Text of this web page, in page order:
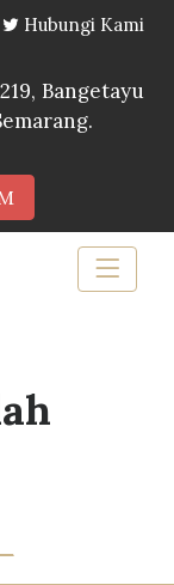
Hubungi Kami
Bangetayu